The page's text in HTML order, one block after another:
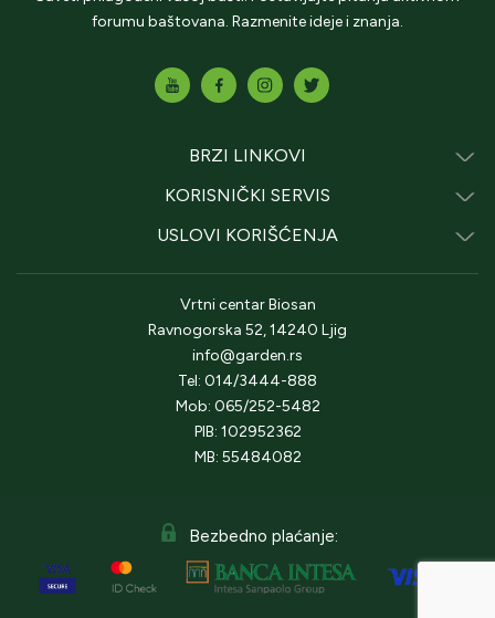
forumu baštovana. Razmenite ideje i znanja.
BRZI LINKOVI
KORISNIČKI SERVIS
USLOVI KORIŠĆENJA
Vrtni centar Biosan
Ravnogorska 52, 14240 Ljig
info@garden.rs
Tel: 014/3444-888
Mob: 065/252-5482
PIB: 102952362
MB: 55484082
Bezbedno plaćanje: